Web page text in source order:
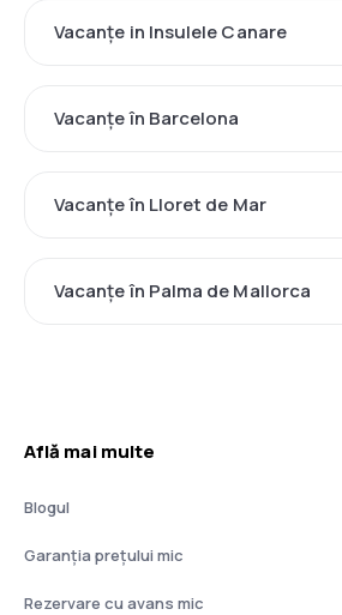
Vacanţe in Insulele Canare
Vacanţe în Barcelona
Vacanţe în Lloret de Mar
Vacanţe în Palma de Mallorca
Află mai multe
Blogul
Garanția prețului mic
Rezervare cu avans mic